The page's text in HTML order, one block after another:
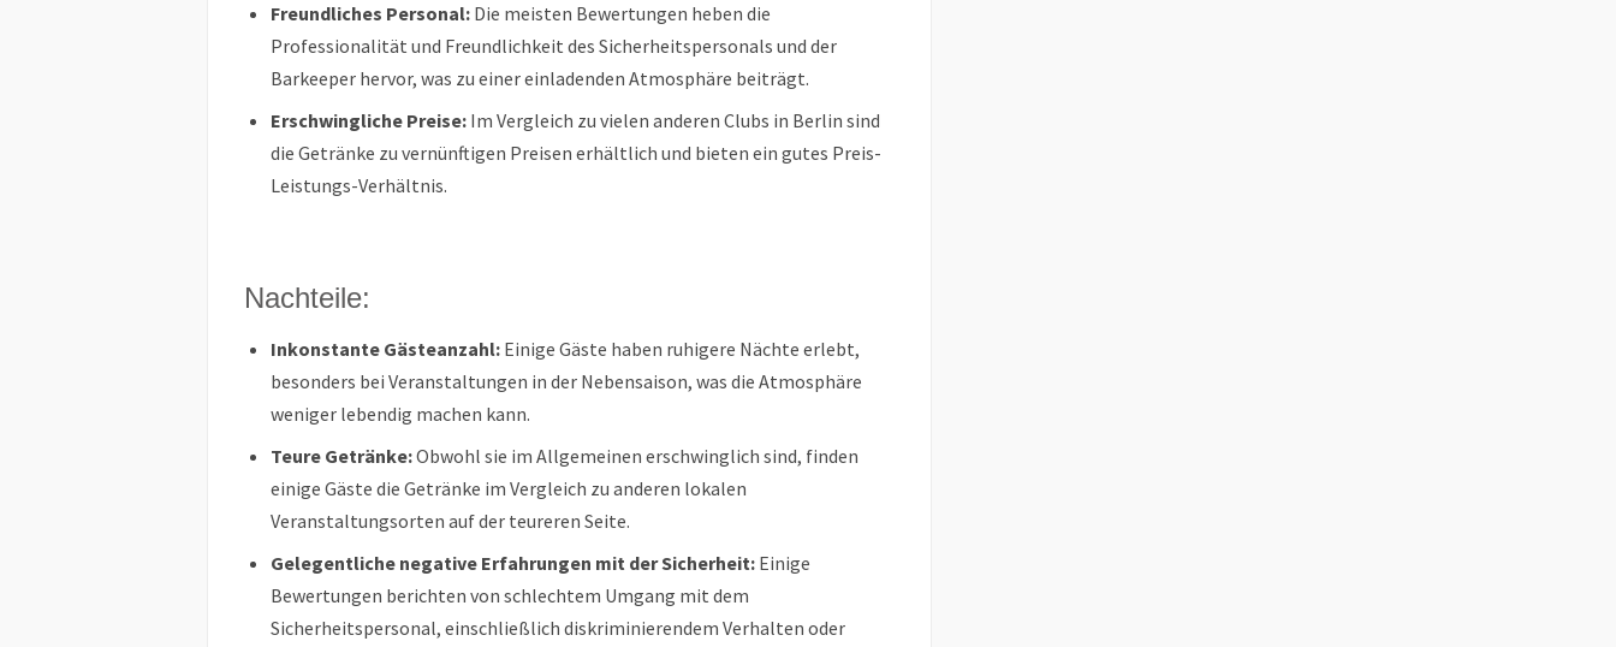
Freundliches Personal: Die meisten Bewertungen heben die
Professionalität und Freundlichkeit des Sicherheitspersonals und der
Barkeeper hervor, was zu einer einladenden Atmosphäre beiträgt.
Erschwingliche Preise: Im Vergleich zu vielen anderen Clubs in Berlin sind
die Getränke zu vernünftigen Preisen erhältlich und bieten ein gutes Preis-
Leistungs-Verhältnis.
Nachteile:
Inkonstante Gästeanzahl: Einige Gäste haben ruhigere Nächte erlebt,
besonders bei Veranstaltungen in der Nebensaison, was die Atmosphäre
weniger lebendig machen kann.
Teure Getränke:Obwohl sie im Allgemeinen erschwinglich sind, finden
einige Gäste die Getränke im Vergleich zu anderen lokalen
Veranstaltungsorten auf der teureren Seite.
Gelegentliche negative Erfahrungen mit der Sicherheit: Einige
Bewertungen berichten von schlechtem Umgang mit dem
Sicherheitspersonal, einschließlich diskriminierendem Verhalten oder